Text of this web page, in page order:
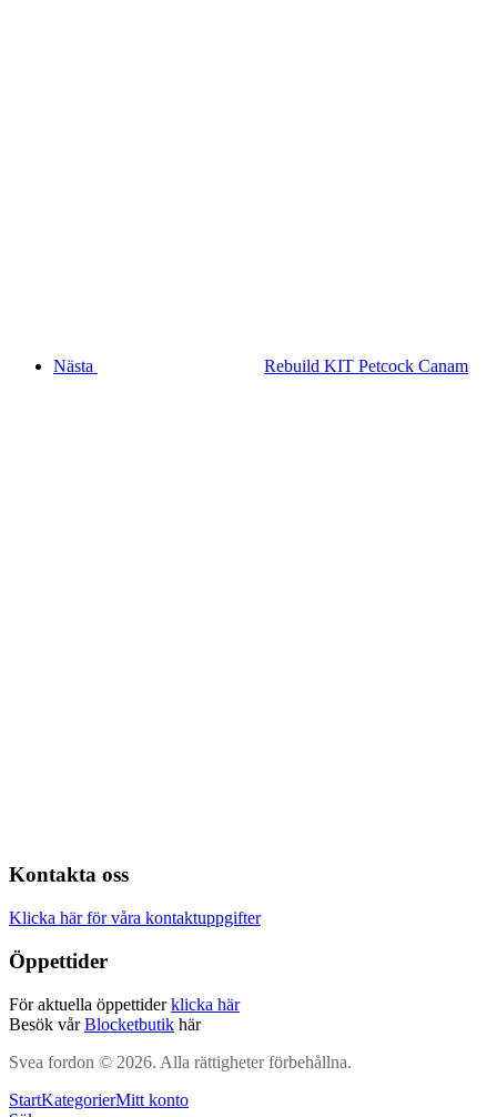
Nästa Rebuild KIT Petcock Canam
Kontakta oss
Klicka här för våra kontaktuppgifter
Öppettider
För aktuella öppettiderklicka här
Besök vårBlocketbutik här
Svea fordon © 2026. Alla rättigheter förbehållna.
StartKategorierMitt konto